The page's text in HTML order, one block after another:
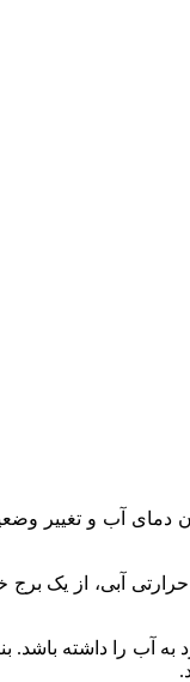
دمای آب و تغییر
آبی، از یک
را داشته باشد.